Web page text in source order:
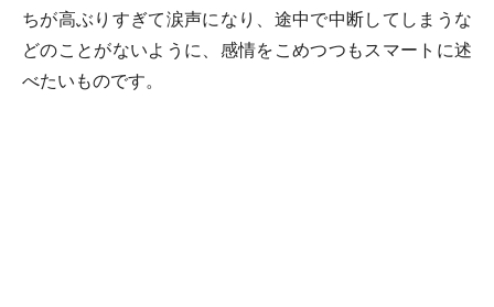
ちが高ぶりすぎて涙声になり、途中で中断してしまうな
どのことがないように、感情をこめつつもスマートに述
べたいものです。